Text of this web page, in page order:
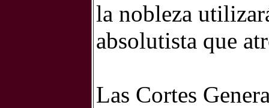
la nobleza
absolutista que
Las Cortes